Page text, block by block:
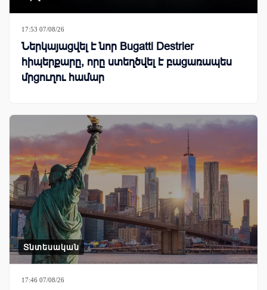
17:53 07/08/26
Ներկայացվել է նոր Bugatti Destrier
հիպերքարը, որը ստեղծվել է բացառապես
մրցուղու համար
Տնտեսական
17:46 07/08/26